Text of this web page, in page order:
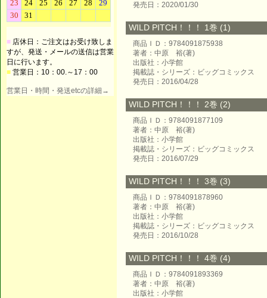
■ 店休日：ご注文はお受け致しま
すが、発送・メールの送信は営業
日に行います。
■ 営業日：10：00.～17：00
営業日・時間・発送etcの詳細→
発売日：2020/01/30
WILD PITCH！！！ 1巻 (1)
商品ＩＤ：9784091875938
著者：中原 裕(著)
出版社：小学館
掲載誌・シリーズ：ビッグコミックス
発売日：2016/04/28
WILD PITCH！！！ 2巻 (2)
商品ＩＤ：9784091877109
著者：中原 裕(著)
出版社：小学館
掲載誌・シリーズ：ビッグコミックス
発売日：2016/07/29
WILD PITCH！！！ 3巻 (3)
商品ＩＤ：9784091878960
著者：中原 裕(著)
出版社：小学館
掲載誌・シリーズ：ビッグコミックス
発売日：2016/10/28
WILD PITCH！！！ 4巻 (4)
商品ＩＤ：9784091893369
著者：中原 裕(著)
出版社：小学館